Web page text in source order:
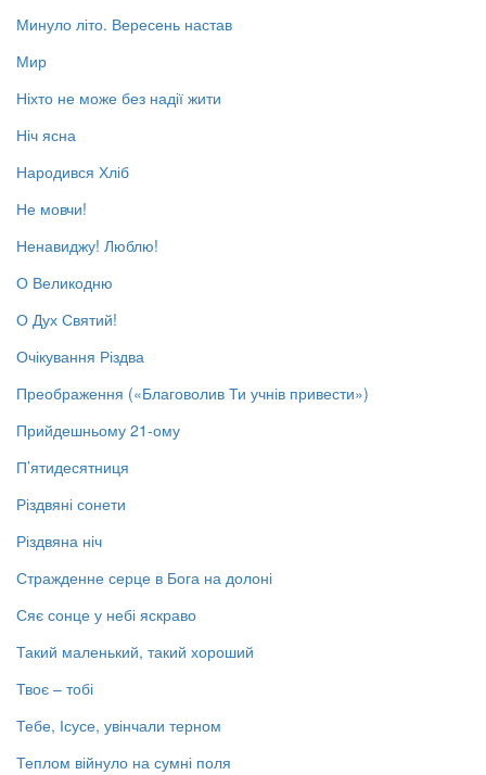
Минуло літо. Вересень настав
Мир
Ніхто не може без надії жити
Ніч ясна
Народився Хліб
Не мовчи!
Ненавиджу! Люблю!
О Великодню
О Дух Святий!
Очікування Різдва
Преображення («Благоволив Ти учнів привести»)
Прийдешньому 21-ому
П’ятидесятниця
Різдвяні сонети
Різдвяна ніч
Стражденне серце в Бога на долоні
Сяє сонце у небі яскраво
Такий маленький, такий хороший
Твоє – тобі
Тебе, Ісусе, увінчали терном
Теплом війнуло на сумні поля